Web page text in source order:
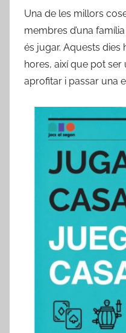
Una de les millors
membres d’una
és jugar. Aquests dies
hores, així que pot
aprofitar i passar una